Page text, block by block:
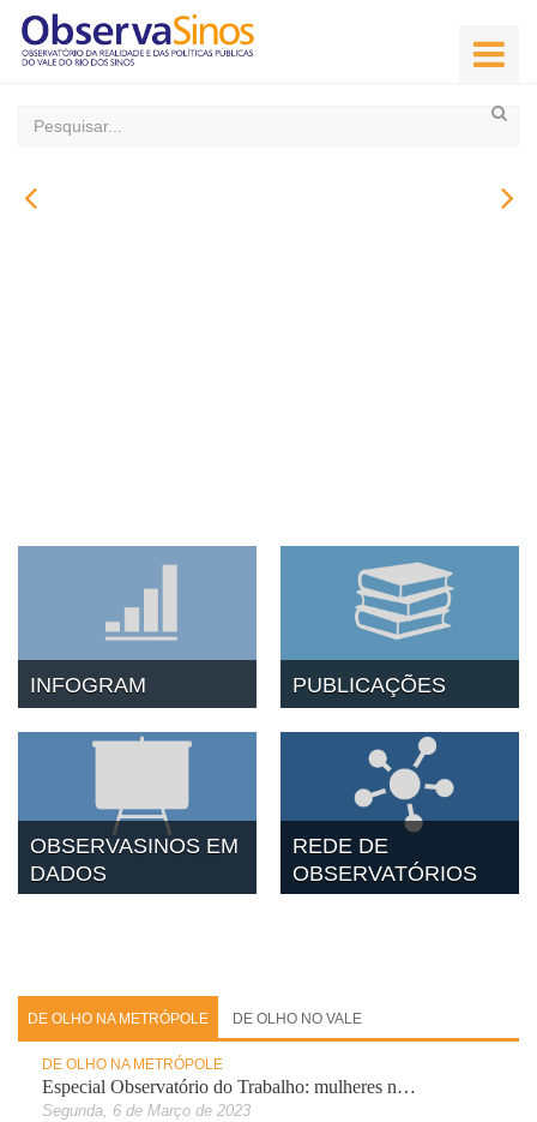
INFOGRAM PUBLICAÇÕES
OBSERVASINOS EM
DADOS
REDE DE
OBSERVATÓRIOS
DE OLHO NA METRÓPOLE DE OLHO NO VALE
DE OLHO NA METRÓPOLE
Especial Observatório do Trabalho: mulheres n…
Segunda, 6 de Março de 2023